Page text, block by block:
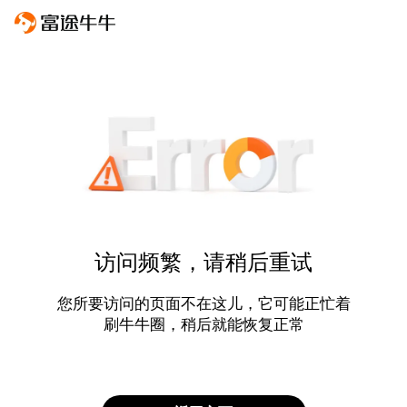
访问频繁，请稍后重试
您所要访问的页面不在这儿，它可能正忙着
刷牛牛圈，稍后就能恢复正常